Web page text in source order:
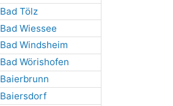
Bad Tölz
Bad Wiessee
Bad Windsheim
Bad Wörishofen
Baierbrunn
Baiersdorf